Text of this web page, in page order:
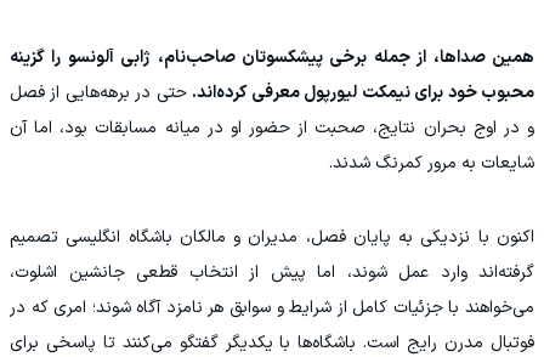
همین صداها، از جمله برخی پیشکسوتان صاحب‌نام، ژابی آلونسو را گزینه
محبوب خود برای نیمکت لیورپول معرفی کرده‌اند. حتی در برهه‌هایی از فصل
و در اوج بحران نتایج، صحبت از حضور او در میانه مسابقات بود، اما آن
شایعات به مرور کمرنگ شدند.
اکنون با نزدیکی به پایان فصل، مدیران و مالکان باشگاه انگلیسی تصمیم
گرفته‌اند وارد عمل شوند، اما پیش از انتخاب قطعی جانشین اشلوت،
می‌خواهند با جزئیات کامل از شرایط و سوابق هر نامزد آگاه شوند؛ امری که در
فوتبال مدرن رایج است. باشگاه‌ها با یکدیگر گفتگو می‌کنند تا پاسخی برای